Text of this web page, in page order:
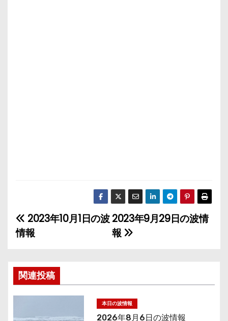
投
稿
ナ
ビ
2023年9月29日の波情
報
2023年10月1日の波
情報
関連投稿
本日の波情報
2026年8月6日の波情報